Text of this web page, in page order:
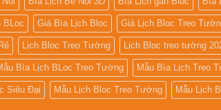
BLoc Giá Bìa Lịch Bloc Giá Lịch Bloc Treo
Lịch Bloc Treo Tường Lịch Bloc treo tường
Bìa Lịch BLoc Treo Tường Mẫu Bìa Lịch Treo
Siêu Đại Mẫu Lịch Bloc Treo Tường Mẫu Lịch